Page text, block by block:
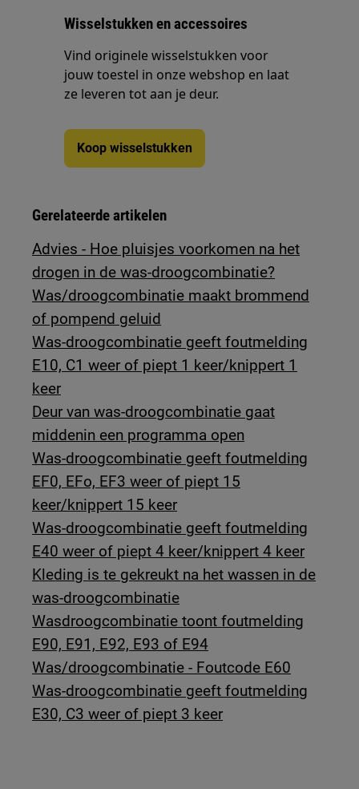
Wisselstukken en accessoires
Vind originele wisselstukken voor
jouw toestel in onze webshop en laat
ze leveren tot aan je deur.
Koop wisselstukken
Gerelateerde artikelen
Advies - Hoe pluisjes voorkomen na het
drogen in de was-droogcombinatie?
Was/droogcombinatie maakt brommend
of pompend geluid
Was-droogcombinatie geeft foutmelding
E10, C1 weer of piept 1 keer/knippert 1
keer
Deur van was-droogcombinatie gaat
middenin een programma open
Was-droogcombinatie geeft foutmelding
EF0, EFo, EF3 weer of piept 15
keer/knippert 15 keer
Was-droogcombinatie geeft foutmelding
E40 weer of piept 4 keer/knippert 4 keer
Kleding is te gekreukt na het wassen in de
was-droogcombinatie
Wasdroogcombinatie toont foutmelding
E90, E91, E92, E93 of E94
Was/droogcombinatie - Foutcode E60
Was-droogcombinatie geeft foutmelding
E30, C3 weer of piept 3 keer